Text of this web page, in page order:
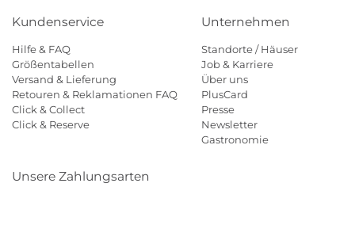
Kundenservice
Hilfe & FAQ
Größentabellen
Versand & Lieferung
Retouren & Reklamationen FAQ
Click & Collect
Click & Reserve
Unternehmen
Standorte / Häuser
Job & Karriere
Über uns
PlusCard
Presse
Newsletter
Gastronomie
Unsere Zahlungsarten